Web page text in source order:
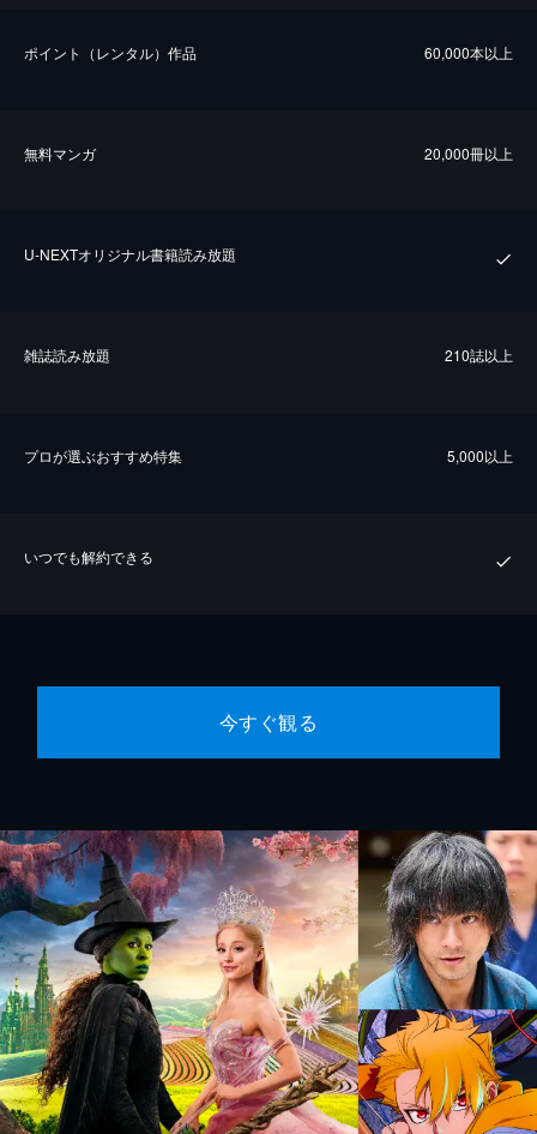
ポイント（レンタル）作品 60,000本以上
無料マンガ 20,000冊以上
U-NEXTオリジナル書籍読み放題
雑誌読み放題 210誌以上
プロが選ぶおすすめ特集 5,000以上
いつでも解約できる
今すぐ観る